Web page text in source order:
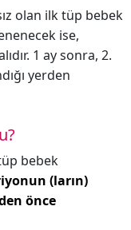
olan ilk tüp bebek
ise,
1 ay sonra, 2.
yerden
bebek
(ların)
önce